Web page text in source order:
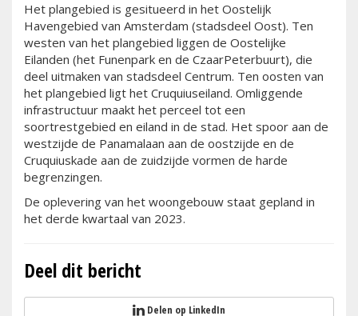
Het plangebied is gesitueerd in het Oostelijk
Havengebied van Amsterdam (stadsdeel Oost). Ten
westen van het plangebied liggen de Oostelijke
Eilanden (het Funenpark en de CzaarPeterbuurt), die
deel uitmaken van stadsdeel Centrum. Ten oosten van
het plangebied ligt het Cruquiuseiland. Omliggende
infrastructuur maakt het perceel tot een
soortrestgebied en eiland in de stad. Het spoor aan de
westzijde de Panamalaan aan de oostzijde en de
Cruquiuskade aan de zuidzijde vormen de harde
begrenzingen.
De oplevering van het woongebouw staat gepland in
het derde kwartaal van 2023.
Deel dit bericht
Delen op LinkedIn